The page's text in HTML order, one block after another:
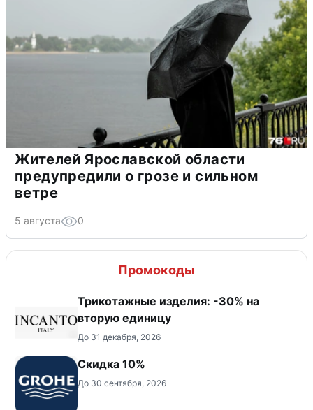
Жителей Ярославской области
предупредили о грозе и сильном
ветре
5 августа 0
Промокоды
Трикотажные изделия: -30% на
вторую единицу
До 31 декабря, 2026
Скидка 10%
До 30 сентября, 2026